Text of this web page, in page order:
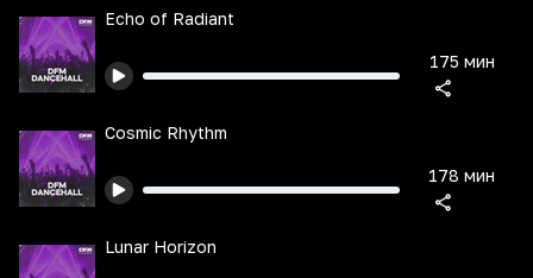
Echo of Radiant
175 мин
Cosmic Rhythm
178 мин
Lunar Horizon